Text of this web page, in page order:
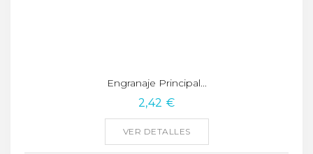
Engranaje Principal...
2,42 €
VER DETALLES